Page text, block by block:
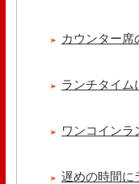
カウンター席
ランチタイム
ワンコインラ
遅めの時間に